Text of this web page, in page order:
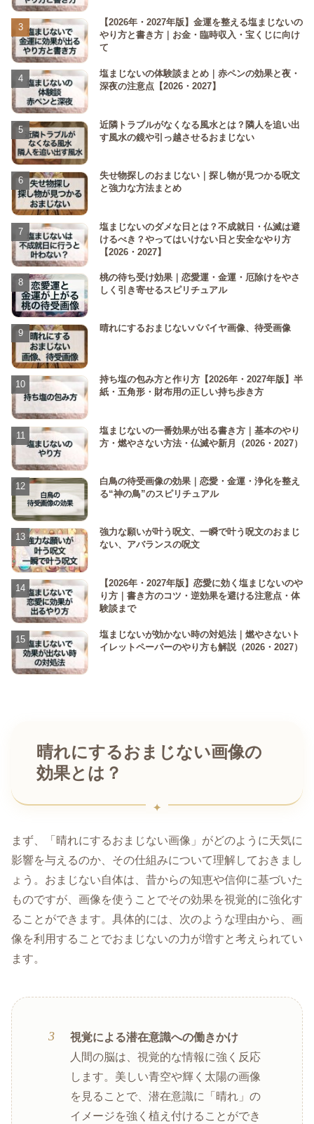
【2026年・2027年版】金運を整える塩まじないの
やり方と書き方｜お金・臨時収入・宝くじに向け
て
塩まじないの体験談まとめ｜赤ペンの効果と夜・
深夜の注意点【2026・2027】
近隣トラブルがなくなる風水とは？隣人を追い出
す風水の鏡や引っ越させるおまじない
失せ物探しのおまじない｜探し物が見つかる呪文
と強力な方法まとめ
塩まじないのダメな日とは？不成就日・仏滅は避
けるべき？やってはいけない日と安全なやり方
【2026・2027】
桃の待ち受け効果｜恋愛運・金運・厄除けをやさ
しく引き寄せるスピリチュアル
晴れにするおまじないパパイヤ画像、待受画像
持ち塩の包み方と作り方【2026年・2027年版】半
紙・五角形・財布用の正しい持ち歩き方
塩まじないの一番効果が出る書き方｜基本のやり
方・燃やさない方法・仏滅や新月（2026・2027）
白鳥の待受画像の効果｜恋愛・金運・浄化を整え
る“神の鳥”のスピリチュアル
強力な願いが叶う呪文、一瞬で叶う呪文のおまじ
ない、アバランスの呪文
【2026年・2027年版】恋愛に効く塩まじないのや
り方｜書き方のコツ・逆効果を避ける注意点・体
験談まで
塩まじないが効かない時の対処法｜燃やさないト
イレットペーパーのやり方も解説（2026・2027）
晴れにするおまじない画像の
効果とは？
まず、「晴れにするおまじない画像」がどのように天気に
影響を与えるのか、その仕組みについて理解しておきまし
ょう。おまじない自体は、昔からの知恵や信仰に基づいた
ものですが、画像を使うことでその効果を視覚的に強化す
ることができます。具体的には、次のような理由から、画
像を利用することでおまじないの力が増すと考えられてい
ます。
視覚による潜在意識への働きかけ
人間の脳は、視覚的な情報に強く反応
します。美しい青空や輝く太陽の画像
を見ることで、潜在意識に「晴れ」の
イメージを強く植え付けることができ